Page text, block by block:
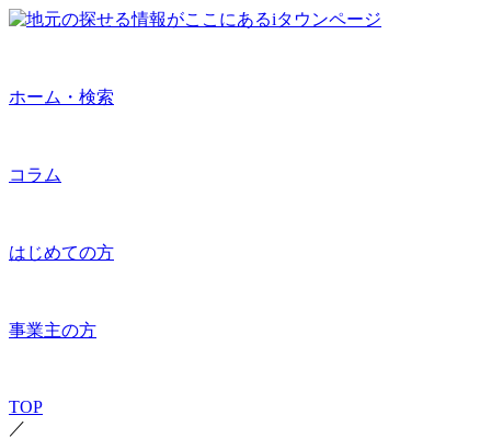
ホーム・検索
コラム
はじめての方
事業主の方
TOP
／